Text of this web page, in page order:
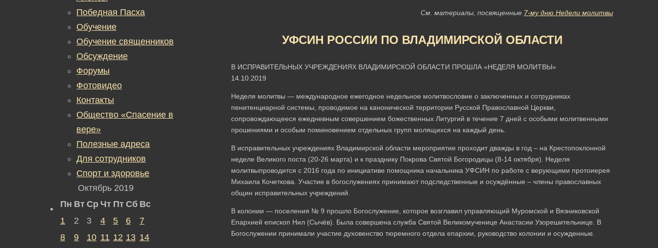
См. материалы, посвященные 7-му дню Недели молитвы
УФСИН РОССИИ ПО ВЛАДИМИРСКОЙ ОБЛАСТИ
В ИСПРАВИТЕЛЬНЫХ УЧРЕЖДЕНИЯХ ВЛАДИМИРСКОЙ ОБЛАСТИ ПРОШЛА «НЕДЕЛЯ МОЛИТВЫ»
14.10.2019
Неделя молитвы — международное ежегодное недельное молитвословие о заключенных и сотрудниках
пенитенциарной системы, проводимое на канонической территории Русской Православной Церкви,
сопровождающееся ежедневным совершением божественных Литургий в течение 7 дней с особыми молитвенными
прошениями и особым поминовением отдельных групп молящихся на каждый день.
В исправительных учреждениях Владимирской области мероприятие проходит дважды в год – на Крестопоклонной
неделе Великого поста (20-26 марта) и к празднику Покрова Святой Богородицы (8-14 октября). Неделя
молитвыпроводится с 2016 года по инициативе помощника начальника УФСИН по работе с верующими протоиерея
Михаила Кочеткова. Участие в богослужениях принимают подследственные и осуждённые – члены православных
общин исправительных учреждений.
В колонии — поселения № 9 прошло Богослужение, которое возглавил управляющий Муромской и Вязниковской
Епархией епископ Нил (Сычёв). Была совершена служба Святой Великомученице Анастасии Узорешительнице. В
Богослужении принимали участие духовенство тюремного отдела епархии, руководство колонии и осужденные.
Победная Пасха
Обучение
Обучение священников
Обсуждение
Форумы
Фотовидео
Контакты
Общество «Спасение в
вере»
Полезные адреса
Для сотрудников
Спорт и здоровье
Октябрь 2019
Пн Вт Ср Чт Пт Сб Вс
1
2 3 4 5 6
7
8
9 10 11 12 13 14